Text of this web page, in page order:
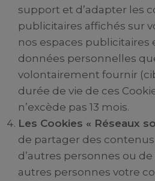
support et d’adapter les
publicitaires affichés sur
nos espaces publicitaires
données personnelles
volontairement fournir
durée de vie de ces
n’excède pas 13 mois.
Les Cookies « Réseaux
de partager des
d’autres personnes ou
autres personnes votre